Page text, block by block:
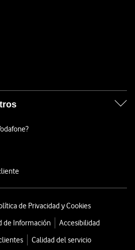
de Privacidad y Cookies
de Información
Accesibilidad
Calidad del servicio